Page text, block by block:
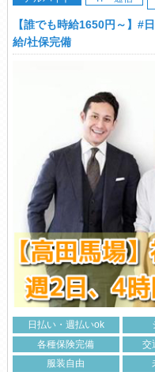
【誰でも時給1650円～】#
給/社保完備
日払い・週払いok
各種保険完備
交
服装自由